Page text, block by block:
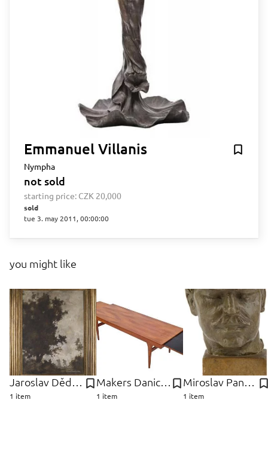
Emmanuel Villanis
Nympha
not sold
starting price: CZK 20,000
sold
tue 3. may 2011, 00:00:00
you might like
Jaroslav Dědina
1 item
Makers Danich Control, Dánsko Furniture
1 item
Miroslav Pangrác
1 item